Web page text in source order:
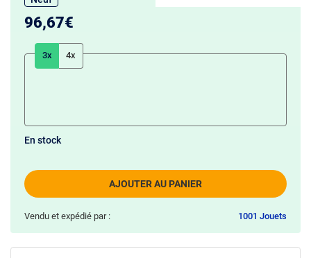
96,67€
3x 4x
AJOUTER AU PANIER
En stock
Vendu et expédié par : 1001 Jouets